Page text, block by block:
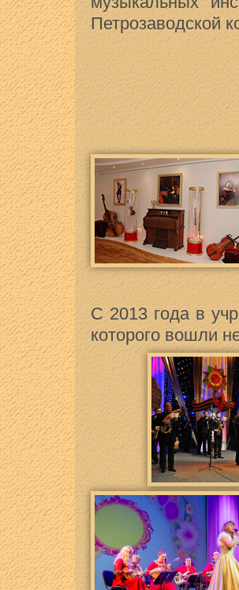
Петрозаводской
С 2013 года в
которого вошли